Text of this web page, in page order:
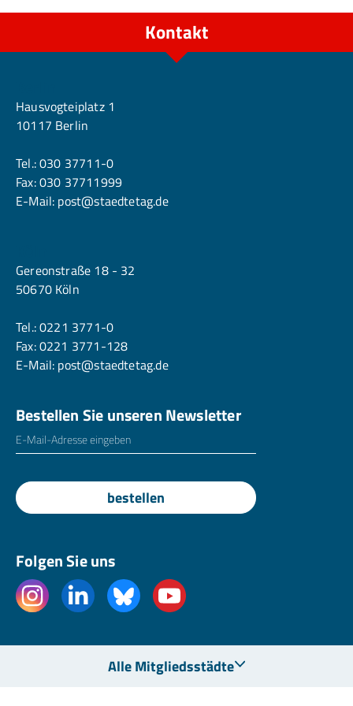
u
r
g
S
t
o
c
t
k.
Kontakt
Hausvogteiplatz 1
10117 Berlin
Tel.:030 37711-0
Fax: 030 37711999
E-Mail: post@staedtetag.de
Gereonstraße 18 - 32
50670 Köln
Tel.:0221 3771-0
Fax: 0221 3771-128
E-Mail: post@staedtetag.de
Bestellen Sie unseren Newsletter
E-Mailadresse
bestellen
Folgen Sie uns
Alle Mitgliedsstädte